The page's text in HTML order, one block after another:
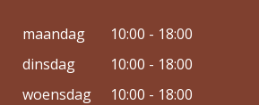
maandag
10:00 - 18:00
dinsdag
10:00 - 18:00
woensdag
10:00 - 18:00